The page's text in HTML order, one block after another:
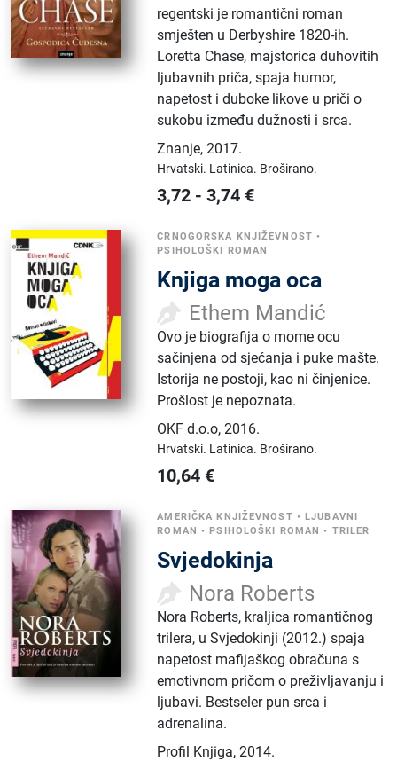
regentski je romantični roman
smješten u Derbyshire 1820-ih.
Loretta Chase, majstorica duhovitih
ljubavnih priča, spaja humor,
napetost i duboke likove u priči o
sukobu između dužnosti i srca.
Znanje,2017.
Hrvatski. Latinica. Broširano.
3,72 -3,74 €
CRNOGORSKA KNJIŽEVNOST •
PSIHOLOŠKI ROMAN
Knjiga moga oca
Ethem Mandić
Ovo je biografija o mome ocu
sačinjena od sjećanja i puke mašte.
Istorija ne postoji, kao ni činjenice.
Prošlost je nepoznata.
OKF d.o.o,2016.
Hrvatski. Latinica. Broširano.
10,64 €
AMERIČKA KNJIŽEVNOST • LJUBAVNI
ROMAN • PSIHOLOŠKI ROMAN • TRILER
Svjedokinja
Nora Roberts
Nora Roberts, kraljica romantičnog
trilera, u Svjedokinji (2012.) spaja
napetost mafijaškog obračuna s
emotivnom pričom o preživljavanju i
ljubavi. Bestseler pun srca i
adrenalina.
Profil Knjiga,2014.